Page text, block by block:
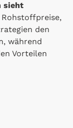
sieht
den
während
Vorteilen